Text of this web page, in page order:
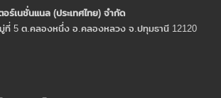
ร์เนชั่นแนล (ประเทศไทย) จํากัด
ที่ 5 ต.คลองหนึ่ง อ.คลองหลวง จ.ปทุมธานี 12120